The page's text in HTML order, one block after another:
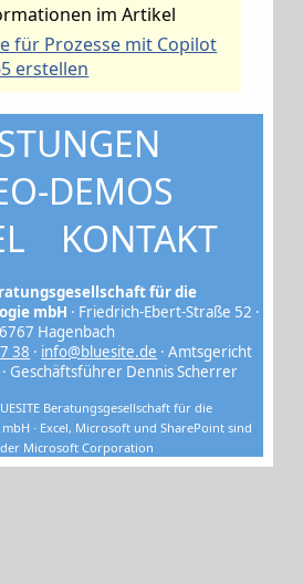
im Artikel
für Prozesse mit Copilot
erstellen
DEMOS
KONTAKT
für die
mbH · Friedrich-Ebert-Straße 52 ·
Hagenbach
38 · info@bluesite.de · Amtsgericht
Geschäftsführer Dennis Scherrer
Beratungsgesellschaft für die
· Excel, Microsoft und SharePoint sind
Microsoft Corporation